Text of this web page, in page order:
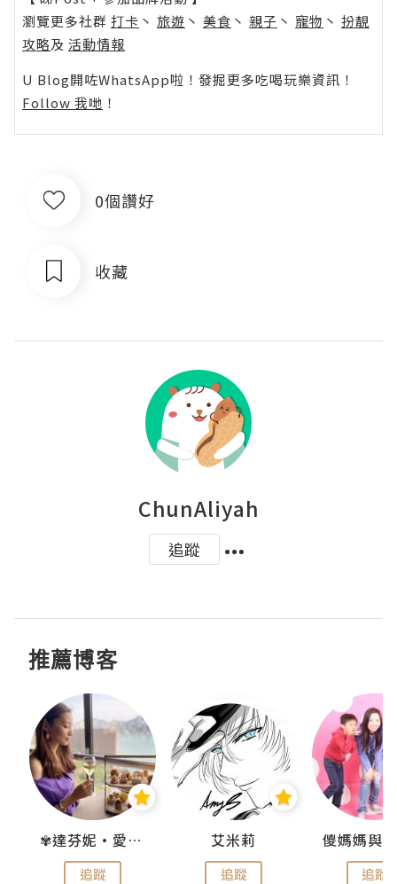
瀏覽更多社群 打卡 丶 旅遊 丶 美食 丶 親子 丶 寵物 丶 扮靚
攻略及 活動情報
U Blog開咗WhatsApp啦！發掘更多吃喝玩樂資訊！
Follow 我哋 ！
0個讚好
收藏
ChunAliyah
追蹤
推薦博客
✾達芬妮•愛孩子•愛生活✾
追蹤
艾米莉
追蹤 追蹤